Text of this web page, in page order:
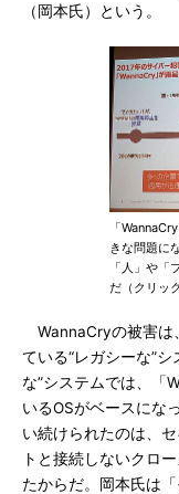
（岡本氏）という。
「
きな問題に
「人」や「
だ（クリッ
WannaCryの被害は
ている“レガシーな”
な”システムでは、「
いるOSがベースにな
い続けられたのは、
トと接続しないクロ
たからだ。岡本氏は